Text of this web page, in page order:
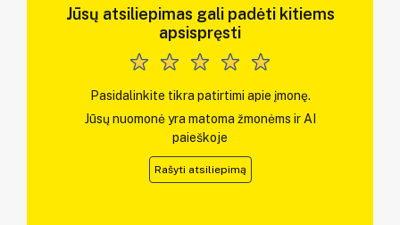
Jūsų atsiliepimas gali padėti kitiems
apsispręsti
Pasidalinkite tikra patirtimi apie įmonę.
Jūsų nuomonė yra matoma žmonėms ir AI
paieškoje
Rašyti atsiliepimą